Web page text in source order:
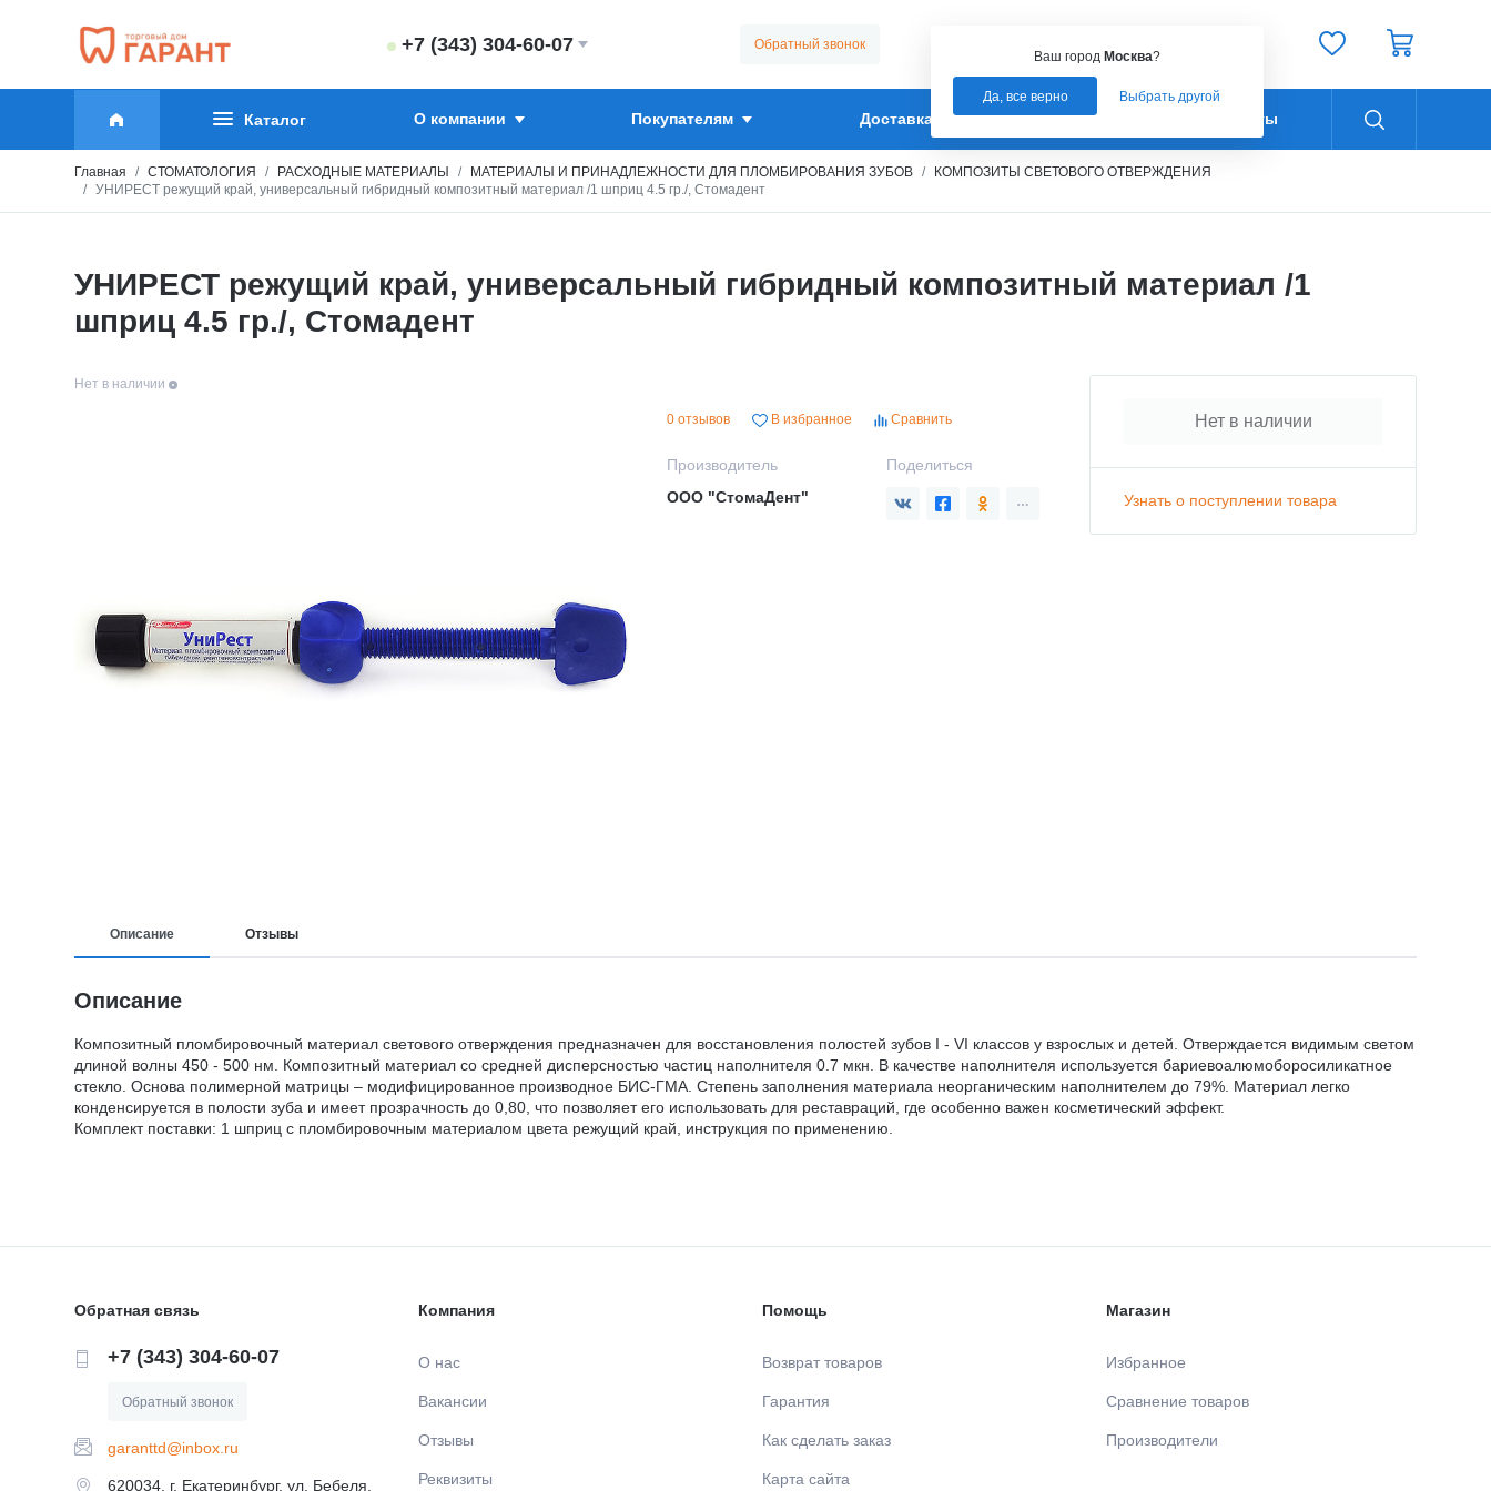
+7 (343) 304-60-07 Обратный звонок
Ваш город Москва?
Да, все верно Выбрать другой
Каталог О компании Покупателям Доставка Оплата Контакты
Главная СТОМАТОЛОГИЯ РАСХОДНЫЕ МАТЕРИАЛЫ МАТЕРИАЛЫ И ПРИНАДЛЕЖНОСТИ ДЛЯ ПЛОМБИРОВАНИЯ ЗУБОВ
КОМПОЗИТЫ СВЕТОВОГО ОТВЕРЖДЕНИЯ
УНИРЕСТ режущий край, универсальный гибридный композитный материал /1 шприц 4.5 гр./, Стомадент
УНИРЕСТ режущий край, универсальный гибридный композитный материал /1
шприц 4.5 гр./, Стомадент
Нет в наличии
0 отзывов В избранное Сравнить
Производитель
ООО "СтомаДент"
Поделиться
Нет в наличии
Узнать о поступлении товара
Описание Отзывы
Описание
Композитный пломбировочный материал светового отверждения предназначен для восстановления полостей зубов I - VI классов у взрослых и детей. Отверждается видимым светом
длиной волны 450 - 500 нм. Композитный материал со средней дисперсностью частиц наполнителя 0.7 мкн. В качестве наполнителя используется бариевоалюмоборосиликатное
стекло. Основа полимерной матрицы – модифицированное производное БИС-ГМА. Степень заполнения материала неорганическим наполнителем до 79%. Материал легко
конденсируется в полости зуба и имеет прозрачность до 0,80, что позволяет его использовать для реставраций, где особенно важен косметический эффект.
Комплект поставки: 1 шприц с пломбировочным материалом цвета режущий край, инструкция по применению.
Обратная связь
+7 (343) 304-60-07
Обратный звонок
garanttd@inbox.ru
620034, г. Екатеринбург, ул. Бебеля,
Компания
О нас
Вакансии
Отзывы
Реквизиты
Помощь
Возврат товаров
Гарантия
Как сделать заказ
Карта сайта
Магазин
Избранное
Сравнение товаров
Производители